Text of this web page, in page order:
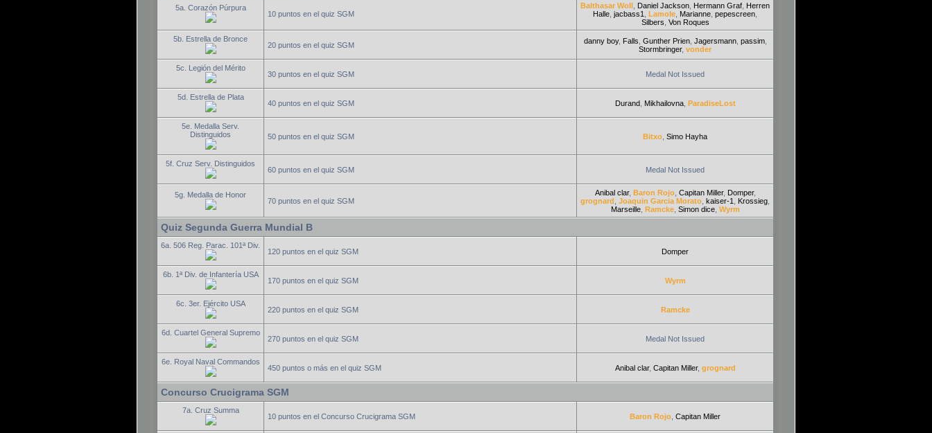
5a. Corazón Púrpura
10 puntos en el quiz SGM
Balthasar Woll Daniel Jackson Hermann Graf Herren
Halle jacbass1 Lamole Marianne pepescreen
Silbers Von Roques
5b. Estrella de Bronce
20 puntos en el quiz SGM danny boy, Falls Gunther Prien, Jagersmann, passim,
Stormbringer, vonder
5c. Legión del Mérito
30 puntos en el quiz SGM Medal Not Issued
5d. Estrella de Plata
40 puntos en el quiz SGM Durand, Mikhailovna, ParadiseLost
5e. Medalla Serv.
Distinguidos
50 puntos en el quiz SGM Bitxo Simo Hayha
5f. Cruz Serv. Distinguidos
60 puntos en el quiz SGM Medal Not Issued
5g. Medalla de Honor
70 puntos en el quiz SGM
Anibal clar, Baron Rojo, Capitan Miller, Domper,
grognard Joaquin Garcia Morato kaiser-1 Krossieg
Marseille, Ramcke, Simon dice, Wyrm
Quiz Segunda Guerra Mundial B
6a. 506 Reg. Parac. 101ª Div.
120 puntos en el quiz SGM Domper
6b. 1ª Div. de Infantería USA
170 puntos en el quiz SGM Wyrm
6c. 3er. Ejército USA
220 puntos en el quiz SGM Ramcke
6d. Cuartel General Supremo
270 puntos en el quiz SGM Medal Not Issued
6e. Royal Naval Commandos
450 puntos o más en el quiz SGM Anibal clar, Capitan Miller, grognard
Concurso Crucigrama SGM
7a. Cruz Summa
10 puntos en el Concurso Crucigrama SGM Baron Rojo Capitan Miller